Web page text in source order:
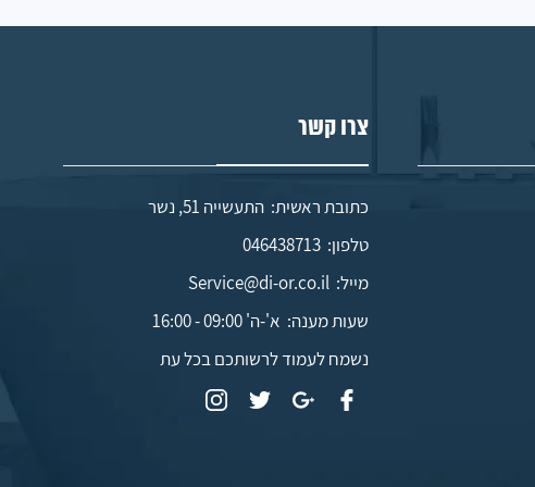
צרו קשר
כתובת ראשית: התעשייה 51, נשר
טלפון: 046438713
מייל: Service@di-or.co.il
שעות מענה: א'-ה' 09:00 - 16:00
נשמח לעמוד לרשותכם בכל עת